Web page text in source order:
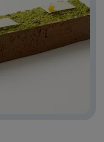
e formazione,
d’incontro per
dove scoprire le
chef e i segreti
passione per la
ha ricevuto
tra cui il premio
dell’Anno 2012
2014 la sua